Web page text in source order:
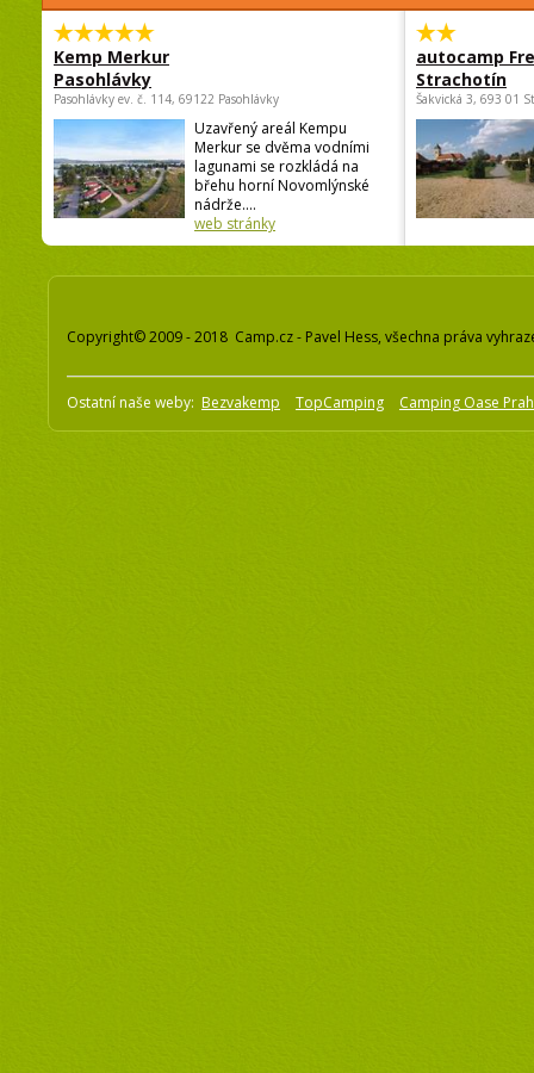
Kemp Merkur
Pasohlávky
Pasohlávky ev. č. 114, 69122 Pasohlávky
Uzavřený areál Kempu
Merkur se dvěma vodními
lagunami se rozkládá na
břehu horní Novomlýnské
nádrže....
web stránky
autocamp
Strachotín
Šakvická 3, 693 01
Copyright© 2009 - 2018 Camp.cz - Pavel Hess, všechna práva
Ostatní naše weby: Bezvakemp TopCamping Camping Oase